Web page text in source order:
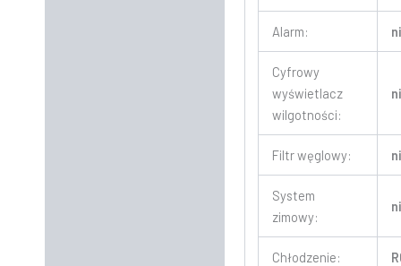
Alarm:
Cyfrowy
wyświetlacz
wilgotności:
Filtr węglowy:
System
zimowy:
Chłodzenie: